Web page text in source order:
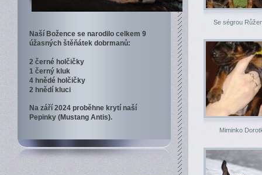
Naší Božence se narodilo celkem 9
úžasných štěňátek dobrmanů:
2 černé holčičky
1 černý kluk
4 hnědé holčičky
2 hnědí kluci
Na září 2024 proběhne krytí naší
Pepinky (Mustang Antis).
Se ségrou
Miminko